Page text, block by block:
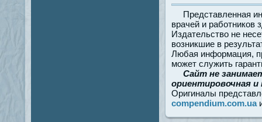
Представленная
врачей и работников
Издательство не
возникшие в
Любая информация,
может служить
Сайт не
ориентировочная
Оригиналы
compendium.com.ua